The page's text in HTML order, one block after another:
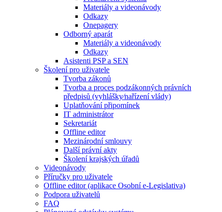
Materiály a videonávody
Odkazy
Onepagery
Odborný aparát
Materiály a videonávody
Odkazy
Asistenti PSP a SEN
Školení pro uživatele
Tvorba zákonů
Tvorba a proces podzákonných právních
předpisů (vyhlášky⁄nařízení vlády)
Uplatňování připomínek
IT administrátor
Sekretariát
Offline editor
Mezinárodní smlouvy
Další právní akty
Školení krajských úřadů
Videonávody
Příručky pro uživatele
Offline editor (aplikace Osobní e-Legislativa)
Podpora uživatelů
FAQ